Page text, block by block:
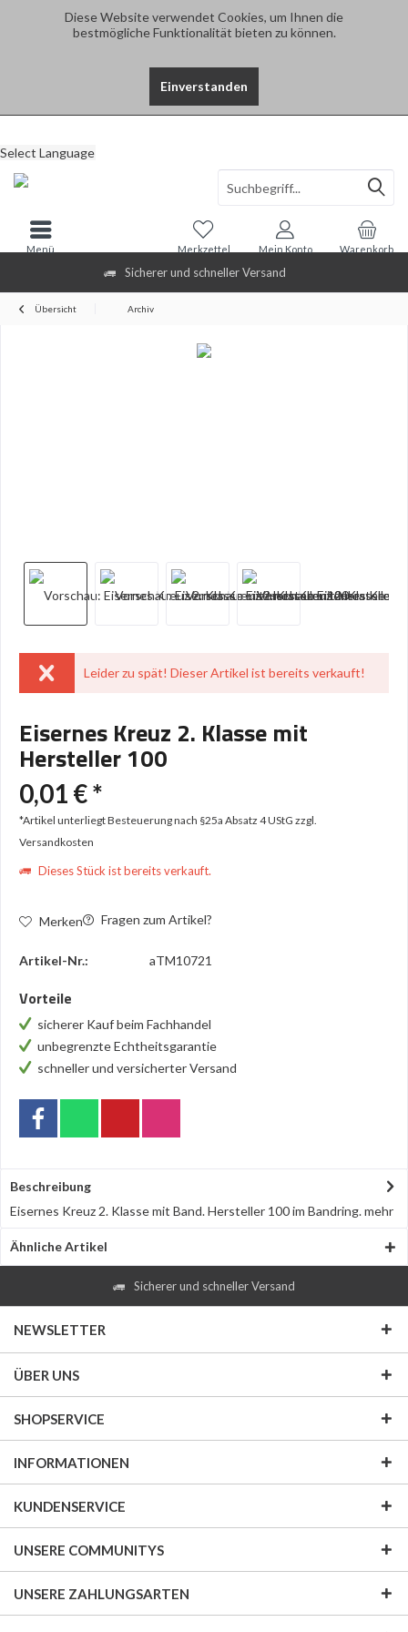
Diese Website verwendet Cookies, um Ihnen die
bestmögliche Funktionalität bieten zu können.
Einverstanden
Sicherer und schneller Versand
Select Language
Warenkorb
Merkzettel Mein Konto
Menü
Übersicht Archiv
Leider zu spät! Dieser Artikel ist bereits verkauft!
Eisernes Kreuz 2. Klasse mit
Hersteller 100
0,01 € *
*Artikel unterliegt Besteuerung nach §25a Absatz 4 UStG zzgl.
Versandkosten
Dieses Stück ist bereits verkauft.
Merken Fragen zum Artikel?
Artikel-Nr.: aTM10721
Vorteile
sicherer Kauf beim Fachhandel
unbegrenzte Echtheitsgarantie
schneller und versicherter Versand
Beschreibung
Eisernes Kreuz 2. Klasse mit Band. Hersteller 100 im Bandring.mehr
Ähnliche Artikel
Sicherer und schneller Versand
NEWSLETTER
ÜBER UNS
SHOPSERVICE
INFORMATIONEN
KUNDENSERVICE
UNSERE COMMUNITYS
UNSERE ZAHLUNGSARTEN